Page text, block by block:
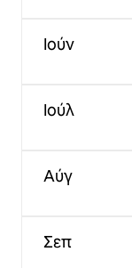
Ιούν
Ιούλ
Αύγ
Σεπ